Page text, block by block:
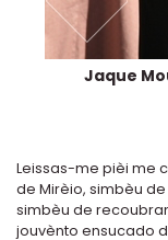
Jaque
Leissas-me pièi me
de Mirèio, simbèu
simbèu de
jouvènto ensucado